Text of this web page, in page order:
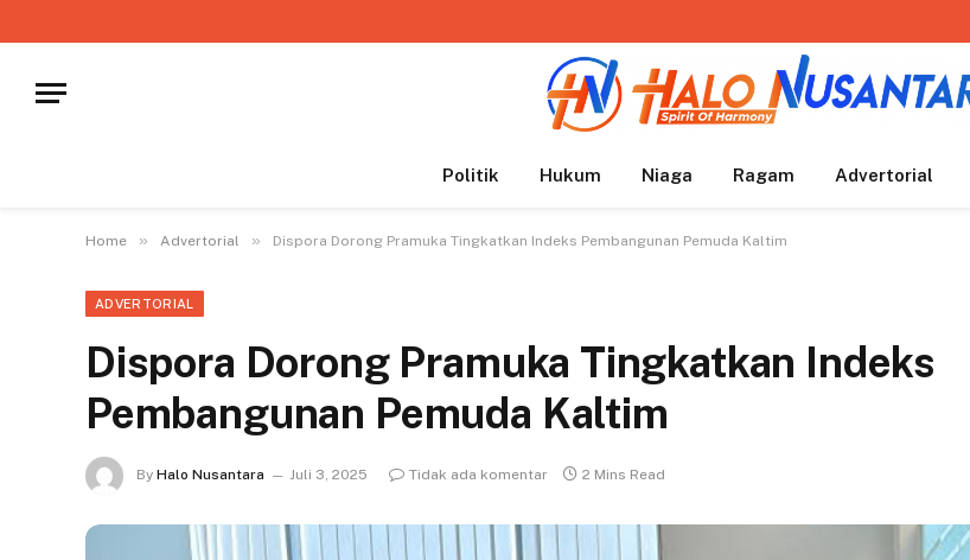
Politik Hukum Niaga Ragam Advertorial
Home » Advertorial » Dispora Dorong Pramuka Tingkatkan Indeks Pembangunan Pemuda Kaltim
ADVERTORIAL
Dispora Dorong Pramuka Tingkatkan Indeks
Pembangunan Pemuda Kaltim
By Halo Nusantara Juli 3, 2025 Tidak ada komentar 2 Mins Read